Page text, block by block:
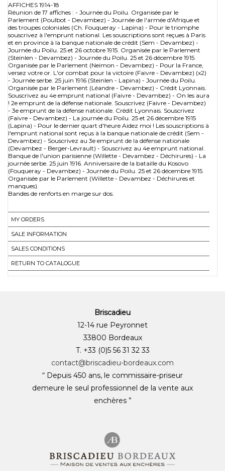
AFFICHES 1914-18
Réunion de 17 affiches : - Journée du Poilu. Organisée par le
Parlement (Poulbot - Devambez) - Journée de l'armée d'Afrique et
des troupes coloniales (Ch. Fouqueray - Lapina) - Pour le triomphe
souscrivez à l'emprunt national. Les souscriptions sont reçues à Paris
et en province à la banque nationale de crédit (Sem - Devambez) -
Journée du Poilu. 25 et 26 octobre 1915. Organisée par le Parlement
(Steinlen - Devambez) - Journée du Poilu. 25 et 26 décembre 1915.
Organisée par le Parlement (Neimon - Devambez) - Pour la France,
versez votre or. L'or combat pour la victoire (Faivre - Devambez) (x2)
- Journée serbe. 25 juin 1916 (Steinlen - Lapina) - Journée du Poilu.
Organisée par le Parlement (Léandre - Devambez) - Crédit Lyonnais.
Souscrivez au 4e emprunt national (Faivre - Devambez) - On les aura
! 2e emprunt de la défense nationale. Souscrivez (Faivre - Devambez)
- 3e emprunt de la défense nationale. Crédit Lyonnais. Souscrivez
(Faivre - Devambez) - La journée du Poilu. 25 et 26 décembre 1915
(Lapina) - Pour le dernier quart d'heure Aidez moi ! Les souscriptions à
l'emprunt national sont reçus à la banque nationale de crédit (Sem -
Devambez) - Souscrivez au 3e emprunt de la défense nationale
(Devambez - Berger-Levrault) - Souscrivez au 4e emprunt national.
Banque de l'union parisienne (Willette - Devambez - Déchirures) - La
journée serbe. 25 juin 1916. Anniversaire de la bataille du Kosovo
(Fouqueray - Devambez) - Journée du Poilu. 25 et 26 décembre 1915.
Organisée par le Parlement (Willette - Devambez - Déchirures et
manques).
Bandes de renforts en marge sur dos.
MY ORDERS
SALE INFORMATION
SALES CONDITIONS
RETURN TO CATALOGUE
Briscadieu
12-14 rue Peyronnet
33800 Bordeaux
T. +33 (0)5 56 31 32 33
contact@briscadieu-bordeaux.com
“ Depuis 450 ans, le commissaire-priseur
demeure le seul professionnel de la vente aux
enchères ”